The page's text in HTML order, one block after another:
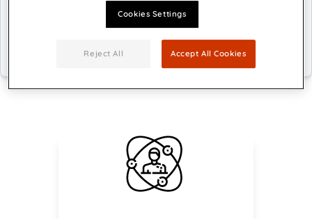
Cookies Settings
Reject All Accept All Cookies